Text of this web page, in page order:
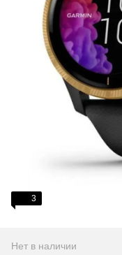
3
Нет в наличии